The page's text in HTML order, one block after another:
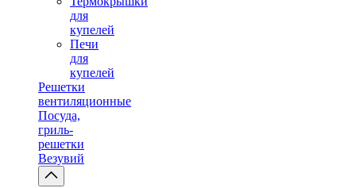
для
купелей
Печи
для
купелей
Решетки
вентиляционные
Посуда,
гриль-
решетки
Везувий